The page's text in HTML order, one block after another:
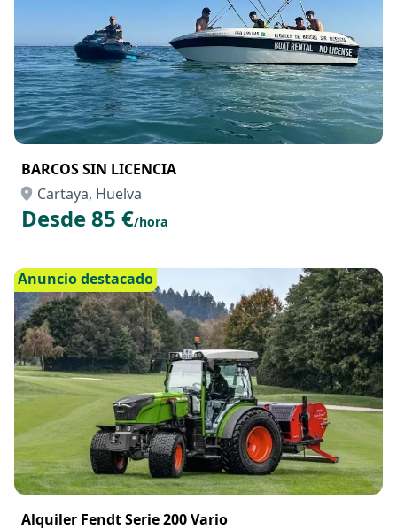
BARCOS SIN LICENCIA
Cartaya, Huelva
Desde 85 €/hora
Anuncio destacado
Alquiler Fendt Serie 200 Vario